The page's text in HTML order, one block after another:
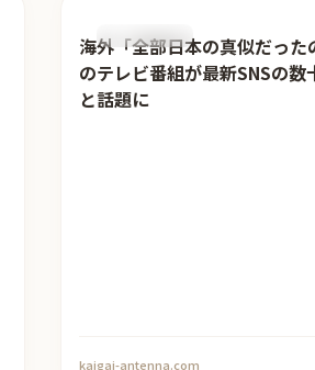
おすすめ記事
海外「全部日本の真似だっ
のテレビ番組が最新SNSの数
と話題に
kaigai-antenna.com